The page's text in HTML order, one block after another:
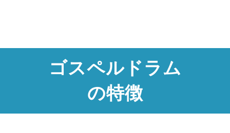
ゴスペルドラム
の特徴